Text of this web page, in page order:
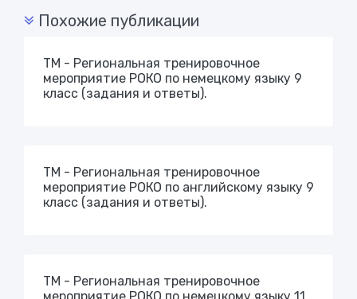
Похожие публикации
ТМ - Региональная тренировочное
мероприятие РОКО по немецкому языку 9
класс (задания и ответы).
ТМ - Региональная тренировочное
мероприятие РОКО по английскому языку 9
класс (задания и ответы).
ТМ - Региональная тренировочное